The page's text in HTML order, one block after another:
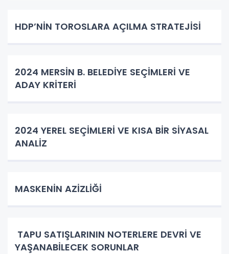
HDP’NİN TOROSLARA AÇILMA STRATEJİSİ
2024 MERSİN B. BELEDİYE SEÇİMLERİ VE
ADAY KRİTERİ
2024 YEREL SEÇİMLERİ VE KISA BİR SİYASAL
ANALİZ
MASKENİN AZİZLİĞİ
TAPU SATIŞLARININ NOTERLERE DEVRİ VE
YAŞANABİLECEK SORUNLAR